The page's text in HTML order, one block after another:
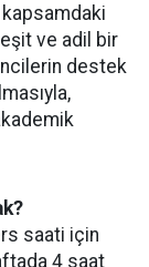
kapsamdaki
ve adil bir
destek
saati için
4 saat